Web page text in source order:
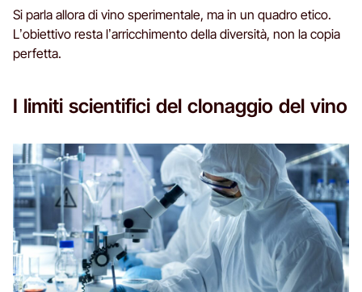
Si parla allora di vino sperimentale, ma in un quadro etico.
L’obiettivo resta l’arricchimento della diversità, non la copia
perfetta.
I limiti scientifici del clonaggio del vino